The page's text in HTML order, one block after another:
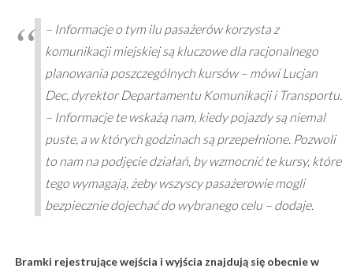
– Informacje o tym ilu pasażerów korzysta z
komunikacji miejskiej są kluczowe dla racjonalnego
planowania poszczególnych kursów – mówi Lucjan
Dec, dyrektor Departamentu Komunikacji i Transportu.
– Informacje te wskażą nam, kiedy pojazdy są niemal
puste, a w których godzinach są przepełnione. Pozwoli
to nam na podjęcie działań, by wzmocnić te kursy, które
tego wymagają, żeby wszyscy pasażerowie mogli
bezpiecznie dojechać do wybranego celu – dodaje.
Bramki rejestrujące wejścia i wyjścia znajdują się obecnie w